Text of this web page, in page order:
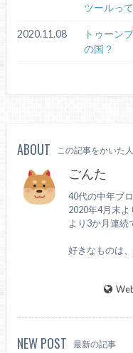
ツールっ
2020.11.08
トゥーン
の国？
ABOUT この記事をかいた人
ごんた
40代の中年ブ
2020年4月末
より3か月連続
好きなものは
NEW POST 最新の記事